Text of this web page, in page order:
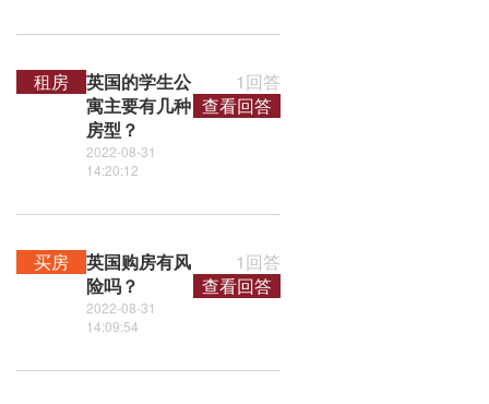
租房
英国的学生公
寓主要有几种
房型？
2022-08-31
14:20:12
1回答
查看回答
买房
英国购房有风
险吗？
2022-08-31
14:09:54
1回答
查看回答